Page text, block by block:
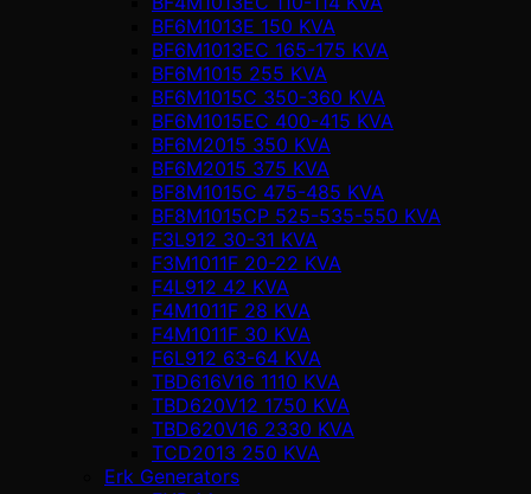
BF6M1013E 150 KVA
BF6M1013EC 165-175 KVA
BF6M1015 255 KVA
BF6M1015C 350-360 KVA
BF6M1015EC 400-415 KVA
BF6M2015 350 KVA
BF6M2015 375 KVA
BF8M1015C 475-485 KVA
BF8M1015CP 525-535-550 KVA
F3L912 30-31 KVA
F3M1011F 20-22 KVA
F4L912 42 KVA
F4M1011F 28 KVA
F4M1011F 30 KVA
F6L912 63-64 KVA
TBD616V16 1110 KVA
TBD620V12 1750 KVA
TBD620V16 2330 KVA
TCD2013 250 KVA
Erk Generators